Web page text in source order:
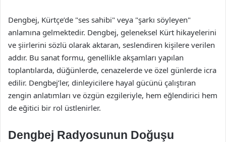
Dengbej, Kürtçe’de "ses sahibi" veya "şarkı söyleyen"
anlamına gelmektedir. Dengbej, geleneksel Kürt hikayelerini
ve şiirlerini sözlü olarak aktaran, seslendiren kişilere verilen
addır. Bu sanat formu, genellikle akşamları yapılan
toplantılarda, düğünlerde, cenazelerde ve özel günlerde icra
edilir. Dengbej’ler, dinleyicilere hayal gücünü çalıştıran
zengin anlatımları ve özgün ezgileriyle, hem eğlendirici hem
de eğitici bir rol üstlenirler.
Dengbej Radyosunun Doğuşu